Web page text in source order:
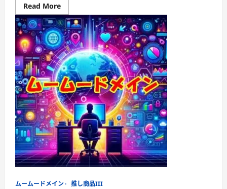
Read MoreRead
more
about
ム
ー
ム
ー
ド
メ
イ
ン
の
復
旧
手
順
を
徹
底
解
説！
有
効
期
切
ムームードメイン 推し商品III